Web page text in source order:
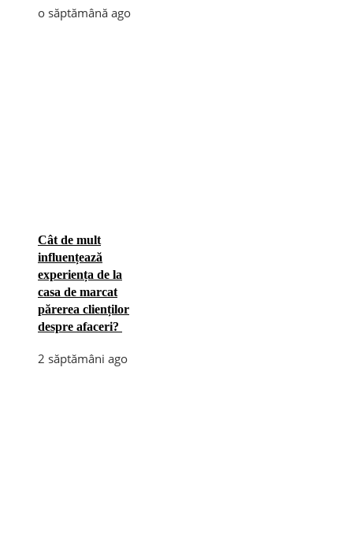
o săptămână ago
Cât de mult
influențează
experiența de la
casa de marcat
părerea clienților
despre afaceri?
2 săptămâni ago